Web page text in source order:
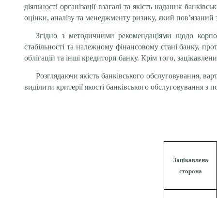
діяльності організації взагалі та якість надання
оцінки, аналізу та менеджменту ризику, який пов’язаний
Згідно з методичними рекомендаціями щодо
стабільності та належному фінансовому стані банку,
облігацій та інші кредитори банку. Крім того,
Розглядаючи якість банківського обслуговування,
виділити критерії якості банківського обслуговування з
Зацікавлена
сторона